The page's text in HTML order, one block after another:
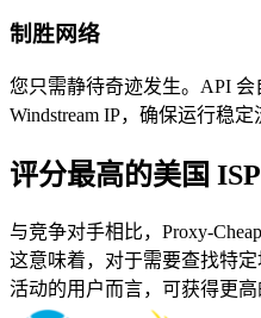
制胜网络
您只需静待奇迹发生。API
Windstream IP，确保运行稳
评分最高的美国 ISP
与竞争对手相比，Proxy-
这意味着，对于需要查找特
活动的用户而言，可获得更高